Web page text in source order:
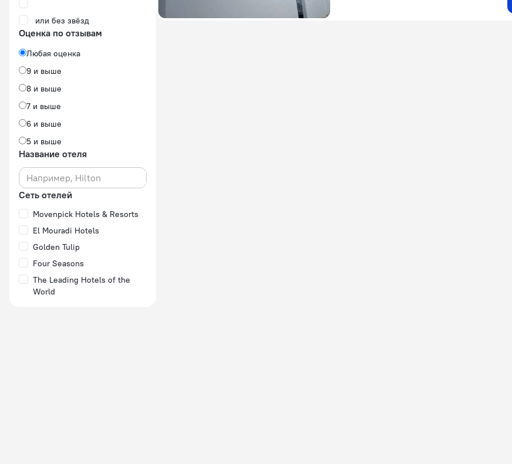
или без звёзд
Оценка по отзывам
Любая оценка
9 и выше
8 и выше
7 и выше
6 и выше
5 и выше
Название отеля
Сеть отелей
Movenpick Hotels & Resorts
El Mouradi Hotels
Golden Tulip
Four Seasons
The Leading Hotels of the
World